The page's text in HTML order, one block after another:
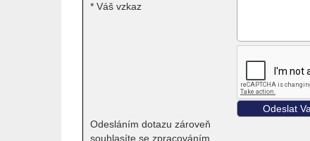
* Váš vzkaz
Odesláním dotazu zároveň
souhlasíte se zpracováním